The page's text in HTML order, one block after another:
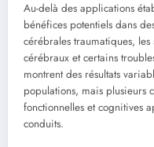
Au-delà des applications
bénéfices potentiels dans
cérébrales traumatiques,
cérébraux et certains
montrent des résultats
populations, mais plusieurs
fonctionnelles et cognitives
conduits.